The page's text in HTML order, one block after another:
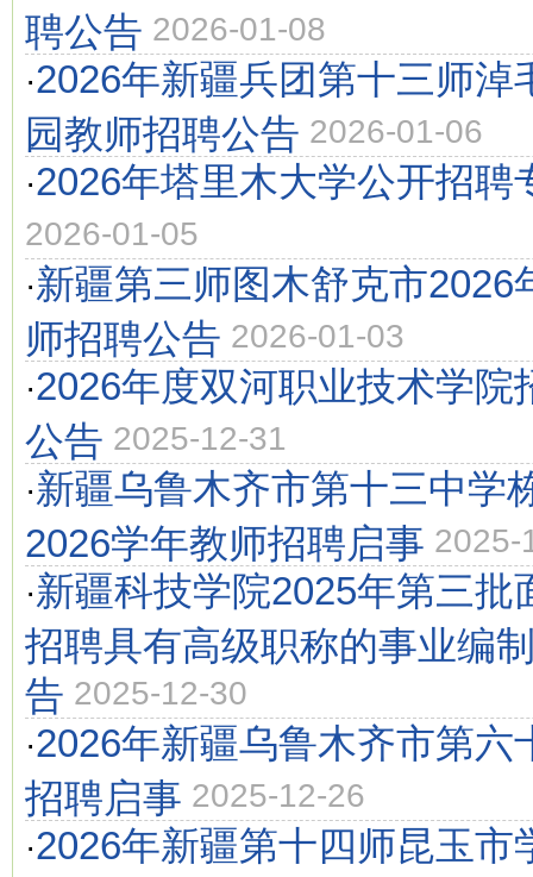
聘公告 2026-01-08
·2026年新疆兵团第十三师淖
园教师招聘公告 2026-01-06
·2026年塔里木大学公开招聘
2026-01-05
·新疆第三师图木舒克市2026
师招聘公告 2026-01-03
·2026年度双河职业技术学院
公告 2025-12-31
·新疆乌鲁木齐市第十三中学
2026学年教师招聘启事 2025-
·新疆科技学院2025年第三批
招聘具有高级职称的事业编
告 2025-12-30
·2026年新疆乌鲁木齐市第六
招聘启事 2025-12-26
·2026年新疆第十四师昆玉市